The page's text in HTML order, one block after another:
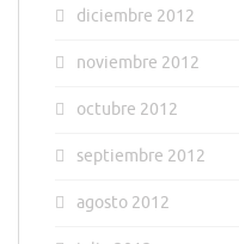
diciembre 2012
noviembre 2012
octubre 2012
septiembre 2012
agosto 2012